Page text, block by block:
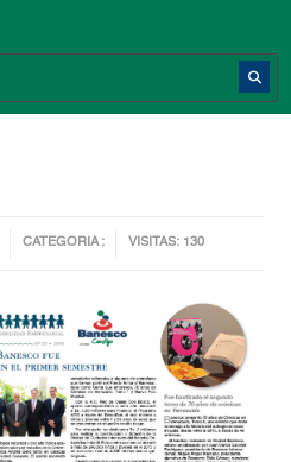
CATEGORIA : VISITAS: 130